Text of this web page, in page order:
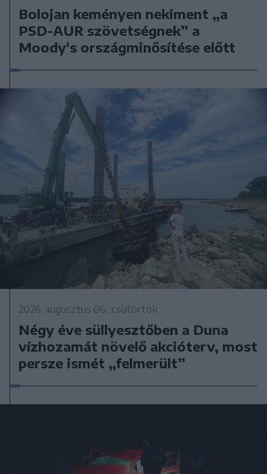
Bolojan keményen nekiment „a
PSD-AUR szövetségnek” a
Moody's országminősítése előtt
2026. augusztus 06., csütörtök
Négy éve süllyesztőben a Duna
vízhozamát növelő akcióterv, most
persze ismét „felmerült”